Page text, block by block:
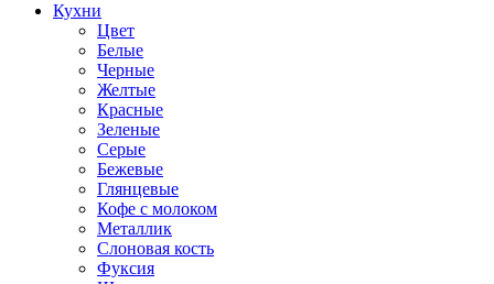
Кухни
Цвет
Белые
Черные
Желтые
Красные
Зеленые
Серые
Бежевые
Глянцевые
Кофе с молоком
Металлик
Слоновая кость
Фуксия